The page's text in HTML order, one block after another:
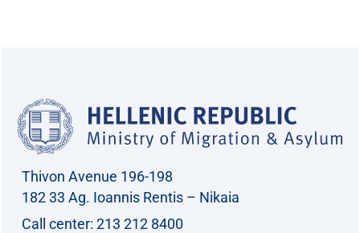
o
Thivon Avenue 196-198
182 33 Ag. Ioannis Rentis – Nikaia
Call center: 213 212 8400